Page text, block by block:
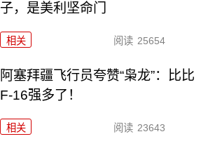
子，是美利坚命门
相关 阅读 25654
阿塞拜疆飞行员夸赞“枭龙”：比比
F-16强多了！
相关 阅读 23643